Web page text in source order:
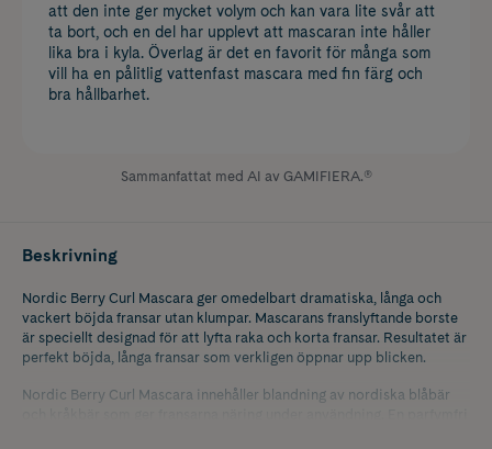
att den inte ger mycket volym och kan vara lite svår att
ta bort, och en del har upplevt att mascaran inte håller
lika bra i kyla. Överlag är det en favorit för många som
vill ha en pålitlig vattenfast mascara med fin färg och
bra hållbarhet.
Sammanfattat med AI av GAMIFIERA.®
Beskrivning
Nordic Berry Curl Mascara ger omedelbart dramatiska, långa och
vackert böjda fransar utan klumpar. Mascarans franslyftande borste
är speciellt designad för att lyfta raka och korta fransar. Resultatet är
perfekt böjda, långa fransar som verkligen öppnar upp blicken.
Nordic Berry Curl Mascara innehåller blandning av nordiska blåbär